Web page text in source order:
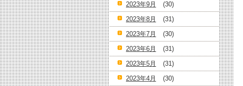
2023年9月
(30)
2023年8月
(31)
2023年7月
(30)
2023年6月
(31)
2023年5月
(31)
2023年4月
(30)